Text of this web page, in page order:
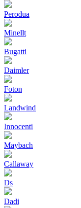
Perodua
Minellt
Bugatti
Daimler
Foton
Landwind
Innocenti
Maybach
Callaway
Ds
Dadi